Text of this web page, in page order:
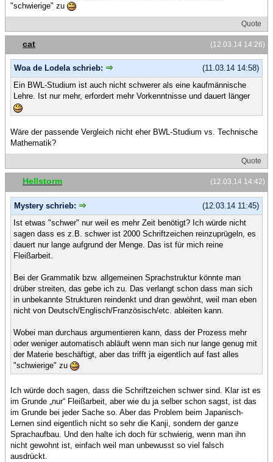
"schwierige" zu
Quote
(12.03.14 14:26)
cat
(11.03.14 14:58)
Woa de Lodela schrieb:
Ein BWL-Studium ist auch nicht schwerer als eine kaufmännische
Lehre. Ist nur mehr, erfordert mehr Vorkenntnisse und dauert länger
Wäre der passende Vergleich nicht eher BWL-Studium vs. Technische
Mathematik?
Quote
(12.03.14 14:42)
Hellstorm
(12.03.14 11:45)
Mystery schrieb:
Ist etwas "schwer" nur weil es mehr Zeit benötigt? Ich würde nicht
sagen dass es z.B. schwer ist 2000 Schriftzeichen reinzuprügeln, es
dauert nur lange aufgrund der Menge. Das ist für mich reine
Fleißarbeit.
Bei der Grammatik bzw. allgemeinen Sprachstruktur könnte man
drüber streiten, das gebe ich zu. Das verlangt schon dass man sich
in unbekannte Strukturen reindenkt und dran gewöhnt, weil man eben
nicht von Deutsch/Englisch/Französisch/etc. ableiten kann.
Wobei man durchaus argumentieren kann, dass der Prozess mehr
oder weniger automatisch abläuft wenn man sich nur lange genug mit
der Materie beschäftigt, aber das trifft ja eigentlich auf fast alles
"schwierige" zu
Ich würde doch sagen, dass die Schriftzeichen schwer sind. Klar ist es
im Grunde „nur“ Fleißarbeit, aber wie du ja selber schon sagst, ist das
im Grunde bei jeder Sache so. Aber das Problem beim Japanisch-
Lernen sind eigentlich nicht so sehr die Kanji, sondern der ganze
Sprachaufbau. Und den halte ich doch für schwierig, wenn man ihn
nicht gewohnt ist, einfach weil man unbewusst so viel falsch
ausdrückt.